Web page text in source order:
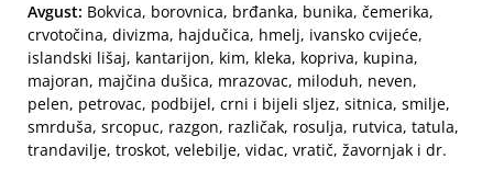
Avgust: Bokvica, borovnica, brđanka, bunika, čemerika,
crvotočina, divizma, hajdučica, hmelj, ivansko cvijeće,
islandski lišaj, kantarijon, kim, kleka, kopriva, kupina,
majoran, majčina dušica, mrazovac, miloduh, neven,
pelen, petrovac, podbijel, crni i bijeli sljez, sitnica, smilje,
smrduša, srcopuc, razgon, različak, rosulja, rutvica, tatula,
trandavilje, troskot, velebilje, vidac, vratič, žavornjak i dr.